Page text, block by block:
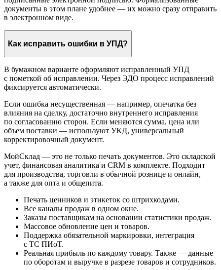
документы в этом плане удобнее — их можно сразу отправить
в электронном виде.
Как исправить ошибки в УПД?
В бумажном варианте оформляют исправленный УПД
с пометкой об исправлении. Через ЭДО процесс исправлений
фиксируется автоматически.
Если ошибка несущественная — например, опечатка без
влияния на сделку, достаточно внутреннего исправления
по согласованию сторон. Если меняются сумма, цена или
объем поставки — используют УКД, универсальный
корректировочный документ.
МойСклад — это не только печать документов. Это складской
учет, финансовая аналитика и CRM в комплекте. Подходит
для производства, торговли в обычной рознице и онлайн,
а также для опта и общепита.
Печать ценников и этикеток со штрихкодами.
Все каналы продаж в одном окне.
Заказы поставщикам на основании статистики продаж.
Массовое обновление цен и товаров.
Поддержка обязательной маркировки, интеграция
с ТС ПИоТ.
Реальная прибыль по каждому товару. Также — данные
по оборотам и выручке в разрезе товаров и сотрудников.